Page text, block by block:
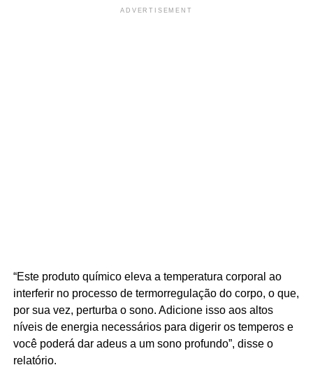
ADVERTISEMENT
“Este produto químico eleva a temperatura corporal ao
interferir no processo de termorregulação do corpo, o que,
por sua vez, perturba o sono. Adicione isso aos altos
níveis de energia necessários para digerir os temperos e
você poderá dar adeus a um sono profundo”, disse o
relatório.